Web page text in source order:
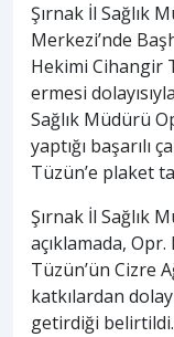
Şırnak İl Sağlık
Merkezi’nde
Hekimi Cihangir
ermesi
Sağlık Müdürü
yaptığı başarılı
Tüzün’e plaket
Şırnak İl Sağlık
açıklamada,
Tüzün’ün Cizre
katkılardan
getirdiği belirtildi.